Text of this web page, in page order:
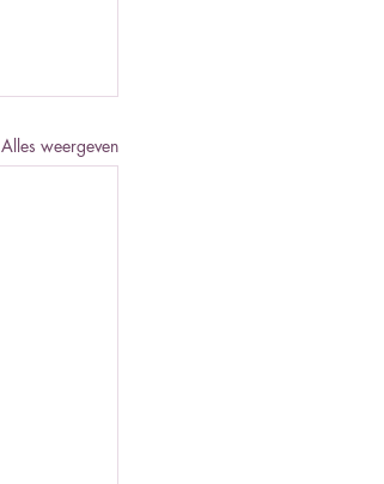
Alles weergeven